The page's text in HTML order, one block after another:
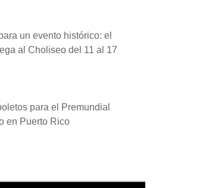
un evento histórico: el
al Choliseo del 11 al 17
para el Premundial
en Puerto Rico